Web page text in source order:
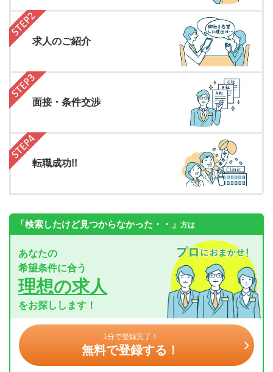
求人のご紹介
面接・条件交渉
転職成功!!
「検索したけど見つからなかった・・」 方は
あなたの
希望条件に合う
理想の求人
をお探しします！
1分で登録完了！
無料で登録する！